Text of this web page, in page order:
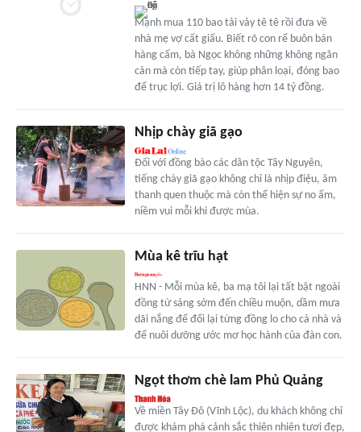
Mạnh mua 110 bao tải vảy tê tê rồi đưa về
nhà mẹ vợ cất giấu. Biết rõ con rể buôn bán
hàng cấm, bà Ngọc không những không ngăn
cản mà còn tiếp tay, giúp phân loại, đóng bao
để trục lợi. Giá trị lô hàng hơn 14 tỷ đồng.
Nhịp chày giã gạo
Đối với đồng bào các dân tộc Tây Nguyên,
tiếng chày giã gạo không chỉ là nhịp điệu, âm
thanh quen thuộc mà còn thể hiện sự no ấm,
niềm vui mỗi khi được mùa.
Mùa kê trĩu hạt
HNN - Mỗi mùa kê, ba mạ tôi lại tất bật ngoài
đồng từ sáng sớm đến chiều muộn, dầm mưa
dãi nắng để đổi lại từng đồng lo cho cả nhà và
để nuôi dưỡng ước mơ học hành của đàn con.
Ngọt thơm chè lam Phủ Quảng
Về miền Tây Đô (Vĩnh Lộc), du khách không chỉ
được khám phá cảnh sắc thiên nhiên tươi đẹp,